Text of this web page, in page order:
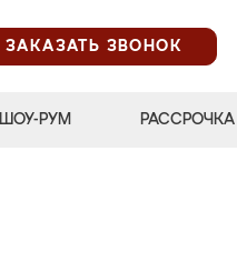
ЗАКАЗАТЬ ЗВОНОК
ШОУ-РУМ РАССРОЧКА